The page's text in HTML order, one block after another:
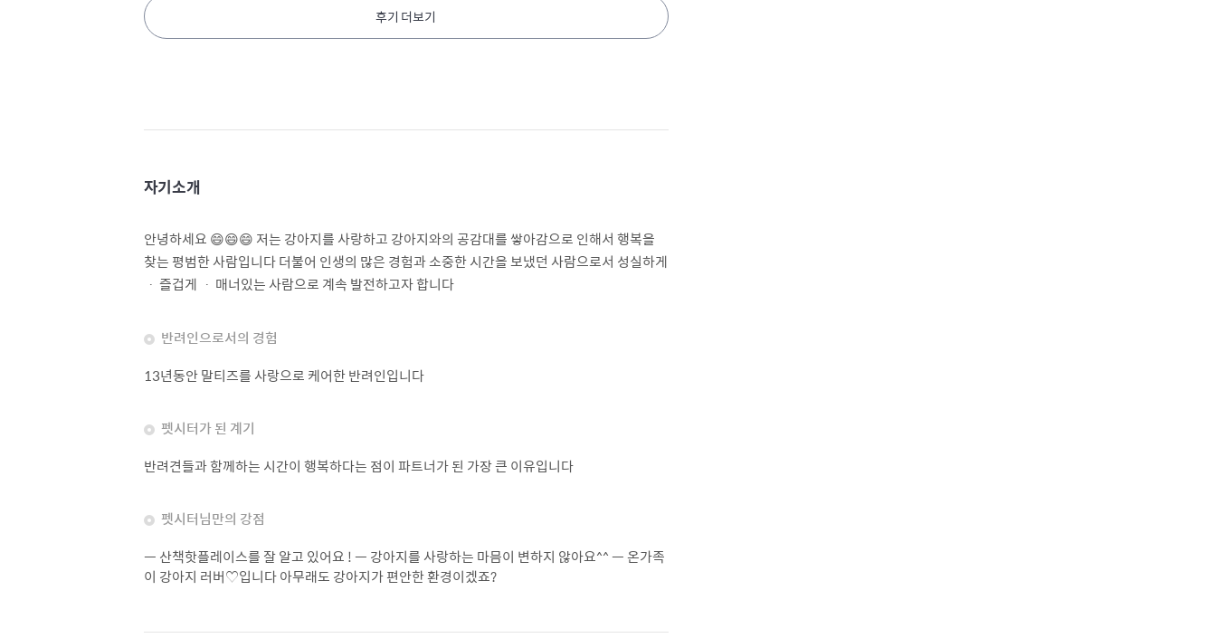
후기 더보기
자기소개
안녕하세요 😄😄😄 저는 강아지를 사랑하고 강아지와의 공감대를 쌓아감으로 인해서 행복을
찾는 평범한 사람입니다 더불어 인생의 많은 경험과 소중한 시간을 보냈던 사람으로서 성실하게
ㆍ 즐겁게 ㆍ 매너있는 사람으로 계속 발전하고자 합니다
반려인으로서의 경험
13년동안 말티즈를 사랑으로 케어한 반려인입니다
펫시터가 된 계기
반려견들과 함께하는 시간이 행복하다는 점이 파트너가 된 가장 큰 이유입니다
펫시터님만의 강점
ㅡ 산책핫플레이스를 잘 알고 있어요 ! ㅡ 강아지를 사랑하는 마믐이 변하지 않아요^^ ㅡ 온가족
이 강아지 러버♡입니다 아무래도 강아지가 편안한 환경이겠죠?